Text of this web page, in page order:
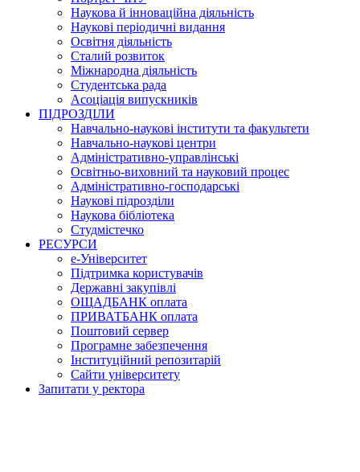
Наукова й інноваційна діяльність
Наукові періодичні видання
Освітня діяльність
Сталий розвиток
Міжнародна діяльність
Студентська рада
Асоціація випускників
ПІДРОЗДІЛИ
Навчально-наукові інститути та факультети
Навчально-наукові центри
Адміністративно-управлінські
Освітньо-виховний та науковий процес
Адміністративно-господарські
Наукові підрозділи
Наукова бібліотека
Студмістечко
РЕСУРСИ
е-Університет
Підтримка користувачів
Державні закупівлі
ОЩАДБАНК оплата
ПРИВАТБАНК оплата
Поштовий сервер
Програмне забезпечення
Інституційний репозитарій
Сайти університету
Запитати у ректора